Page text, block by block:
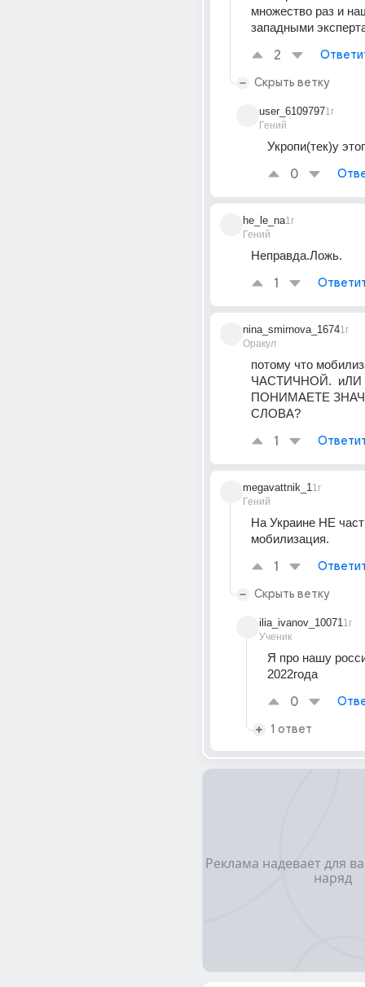
множество раз и
западными
2
Скрыть ветку
user_6109797
Гений
1г
Укропи(тек)у
0
he_le_na
Гений
1г
Неправда.Ложь.
1
nina_smirnova_1674
Оракул
1г
потому что
ЧАСТИЧНОЙ.
ПОНИМАЕТЕ
СЛОВА?
1
megavattnik_1
Гений
1г
На Украине НЕ
мобилизация.
1
Скрыть ветку
ilia_ivanov_10071
Ученик
1г
Я про нашу
2022года
0
1 ответ